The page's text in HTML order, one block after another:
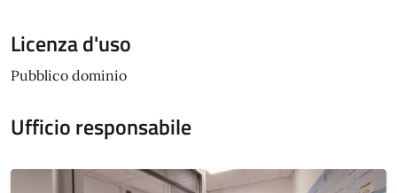
Licenza d'uso
Pubblico dominio
Ufficio responsabile